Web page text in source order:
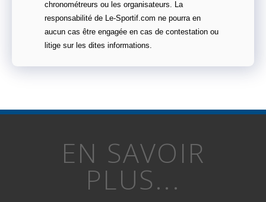
chronométreurs ou les organisateurs. La
responsabilité de Le-Sportif.com ne pourra en
aucun cas être engagée en cas de contestation ou
litige sur les dites informations.
EN SAVOIR
PLUS...